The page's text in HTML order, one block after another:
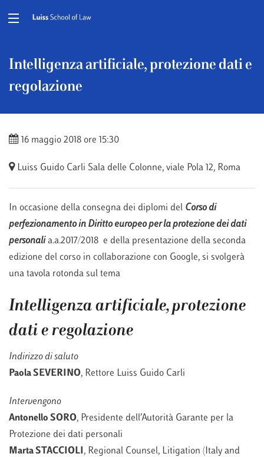
Intelligenza artificiale, protezione dati e
regolazione
16 maggio 2018 ore 15:30
Luiss Guido Carli Sala delle Colonne, viale Pola 12, Roma
In occasione della consegna dei diplomi del Corso di
perfezionamento in Diritto europeo per la protezione dei dati
personalia.a.2017/2018 e della presentazione della seconda
edizione del corso in collaborazione con Google, si svolgerà
una tavola rotonda sul tema
Intelligenza artificiale, protezione
dati e regolazione
Indirizzo di saluto
Paola SEVERINO, Rettore Luiss Guido Carli
Intervengono
Antonello SORO, Presidente dell’Autorità Garante per la
Protezione dei dati personali
Marta STACCIOLI , Regional Counsel, Litigation (Italy and